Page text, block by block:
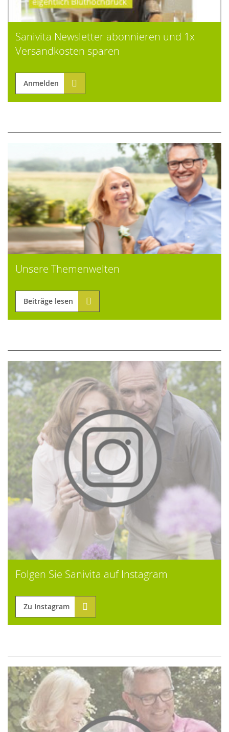
Sanivita Newsletter abonnieren und 1x
Versandkosten sparen
Anmelden
Unsere Themenwelten
Beiträge lesen
Folgen Sie Sanivita auf Instagram
Zu Instagram